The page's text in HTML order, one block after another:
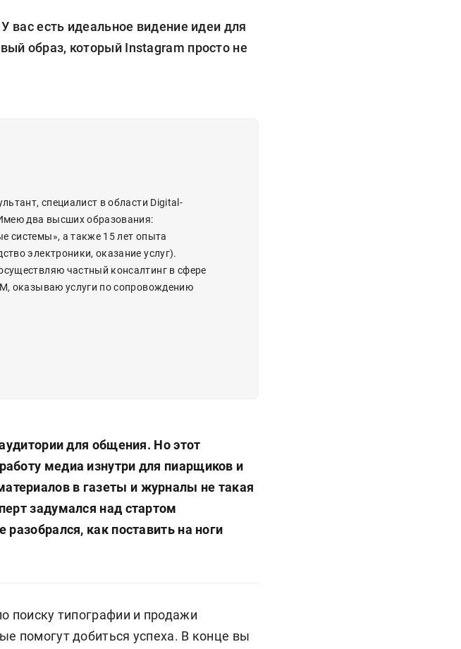
вас есть идеальное видение идеи для
образ, который Instagram просто не
специалист в области Digital-
два высших образования:
системы», а также 15 лет опыта
электроники, оказание услуг).
частный консалтинг в сфере
оказываю услуги по сопровождению
для общения. Но этот
медиа изнутри для пиарщиков и
в газеты и журналы не такая
задумался над стартом
как поставить на ноги
поиску типографии и продажи
помогут добиться успеха. В конце вы